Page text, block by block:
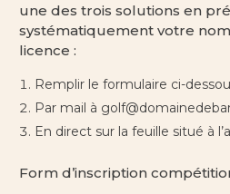
une des trois solutions en
systématiquement votre
licence :
Remplir le formulaire ci-
Par mail à
En direct sur la feuille situé à
Form d’inscription